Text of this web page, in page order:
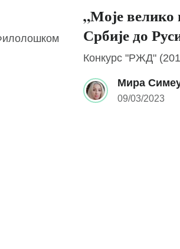
„Моје
Србије до
Конкурс "РЖД"
Мира
09/03/2023